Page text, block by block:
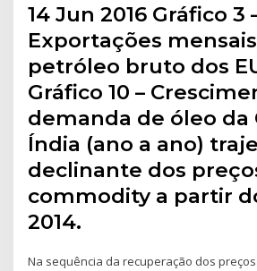
14 Jun 2016 Gráfico 3
Exportações
petróleo bruto dos
Gráfico 10 –
demanda de óleo da
Índia (ano a ano)
declinante dos
commodity a partir
2014.
Na sequência da recuperação dos